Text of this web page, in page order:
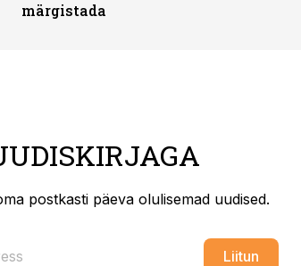
märgistada
postkasti päeva olulisemad uudised.
Liitun